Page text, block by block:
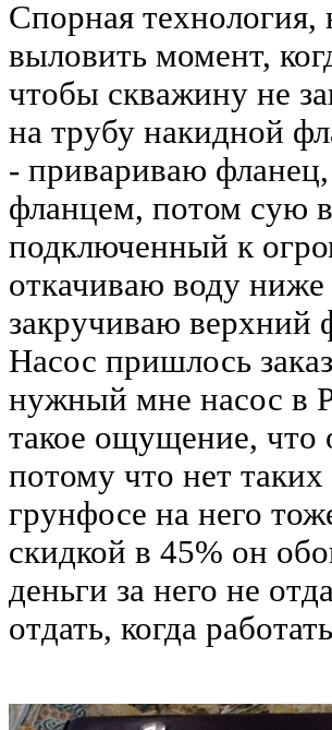
Спорная
выловить момент,
чтобы скважину не
на трубу накидной
- привариваю
фланцем, потом сую
подключенный к
откачиваю воду
закручиваю верхний
Насос пришлось
нужный мне насос в
такое ощущение, что
потому что нет
грунфосе на него
скидкой в 45% он
деньги за него не
отдать, когда